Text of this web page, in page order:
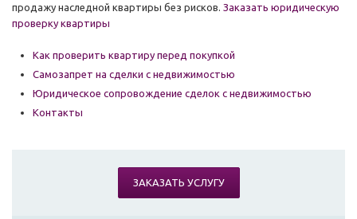
продажу наследной квартиры без рисков. Заказать юридическую
проверку квартиры
Как проверить квартиру перед покупкой
Самозапрет на сделки с недвижимостью
Юридическое сопровождение сделок с недвижимостью
Контакты
ЗАКАЗАТЬ УСЛУГУ